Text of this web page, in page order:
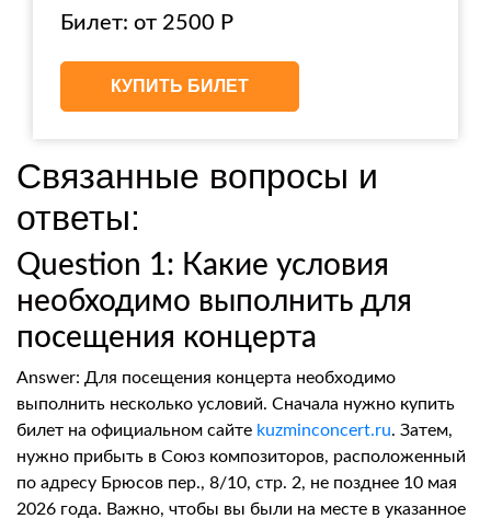
Билет: от 2500 Р
КУПИТЬ БИЛЕТ
Связанные вопросы и
ответы:
Question 1: Какие условия
необходимо выполнить для
посещения концерта
Answer: Для посещения концерта необходимо
выполнить несколько условий. Сначала нужно купить
билет на официальном сайте kuzminconcert.ru. Затем,
нужно прибыть в Союз композиторов, расположенный
по адресу Брюсов пер., 8/10, стр. 2, не позднее 10 мая
2026 года. Важно, чтобы вы были на месте в указанное